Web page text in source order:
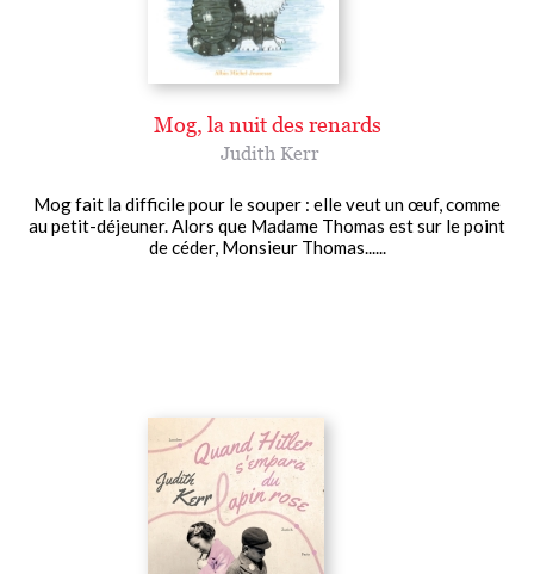
Mog, la nuit des renards
Judith Kerr
Mog fait la difficile pour le souper : elle veut un œuf, comme
au petit-déjeuner. Alors que Madame Thomas est sur le point
de céder, Monsieur Thomas......